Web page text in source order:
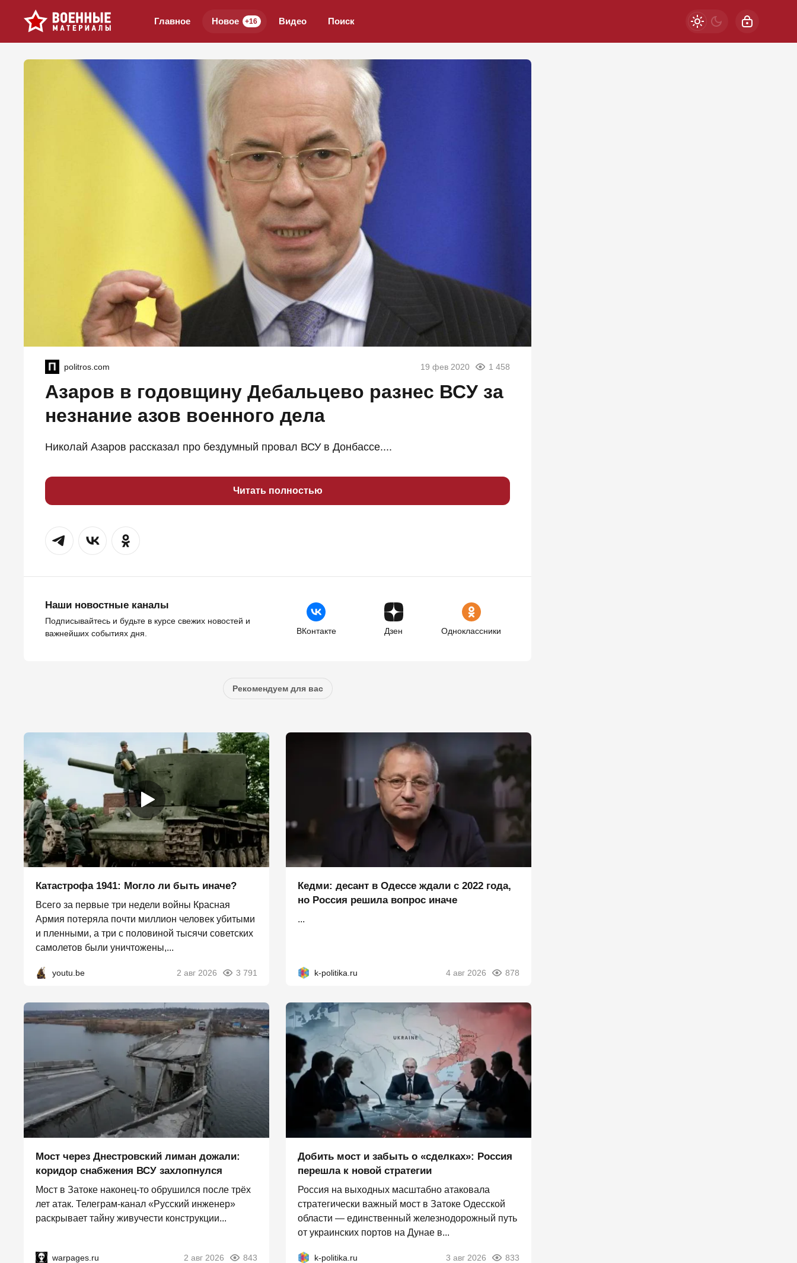
Главное Новое +16 Видео Поиск
politros.com 19 фев 2020 1 458
Азаров в годовщину Дебальцево разнес ВСУ за
незнание азов военного дела
Николай Азаров рассказал про бездумный провал ВСУ в Донбассе....
Читать полностью
Наши новостные каналы
Подписывайтесь и будьте в курсе свежих новостей и
важнейших событиях дня.
ВКонтакте Дзен Одноклассники
Рекомендуем для вас
Катастрофа 1941: Могло ли быть иначе?
Всего за первые три недели войны Красная
Армия потеряла почти миллион человек убитыми
и пленными, а три с половиной тысячи советских
самолетов были уничтожены,...
youtu.be 2 авг 2026 3 791
Кедми: десант в Одессе ждали с 2022 года,
но Россия решила вопрос иначе
...
k-politika.ru 4 авг 2026 878
Мост через Днестровский лиман дожали:
коридор снабжения ВСУ захлопнулся
Мост в Затоке наконец-то обрушился после трёх
лет атак. Телеграм-канал «Русский инженер»
раскрывает тайну живучести конструкции...
warpages.ru 2 авг 2026 843
Добить мост и забыть о «сделках»: Россия
перешла к новой стратегии
Россия на выходных масштабно атаковала
стратегически важный мост в Затоке Одесской
области — единственный железнодорожный путь
от украинских портов на Дунае в...
k-politika.ru 3 авг 2026 833